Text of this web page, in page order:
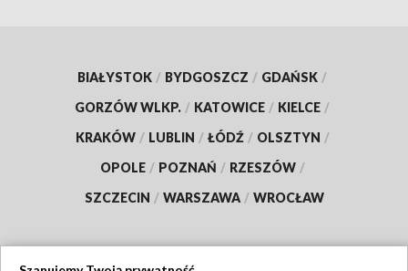
BIAŁYSTOK / BYDGOSZCZ / GDAŃSK /
GORZÓW WLKP. / KATOWICE / KIELCE /
KRAKÓW / LUBLIN / ŁÓDŹ / OLSZTYN /
OPOLE / POZNAŃ / RZESZÓW /
SZCZECIN / WARSZAWA / WROCŁAW